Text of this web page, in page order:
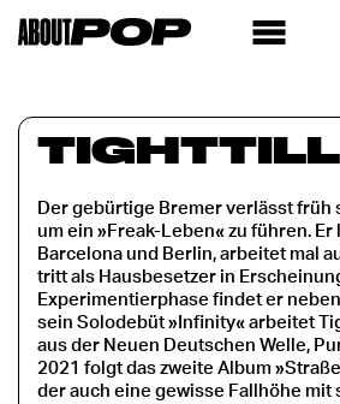
TIGHTTILL
Der gebürtige Bremer verlässt früh
um ein »Freak-Leben« zu führen. Er
Barcelona und Berlin, arbeitet mal
tritt als Hausbesetzer in
Experimentierphase findet er
sein Solodebüt »Infinity« arbeitet
aus der Neuen Deutschen Welle,
2021 folgt das zweite Album
der auch eine gewisse Fallhöhe mit